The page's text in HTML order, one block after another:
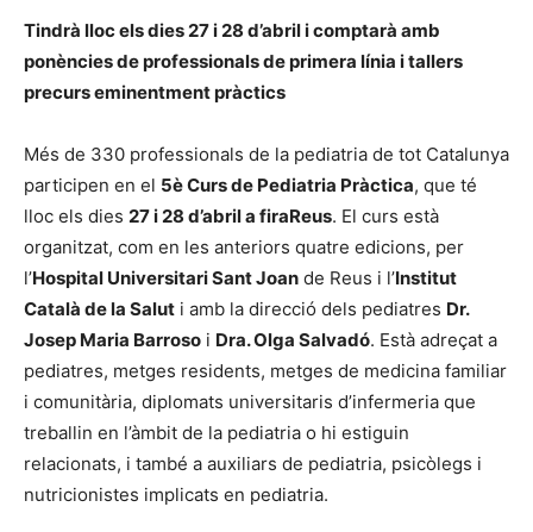
Tindrà lloc els dies 27 i 28 d’abril i comptarà amb
ponències de professionals de primera línia i tallers
precurs eminentment pràctics
Més de 330 professionals de la pediatria de tot Catalunya
participen en el 5è Curs de Pediatria Pràctica, que té
lloc els dies 27 i 28 d’abril a firaReus. El curs està
organitzat, com en les anteriors quatre edicions, per
l’Hospital Universitari Sant Joan de Reus i l’Institut
Català de la Salut i amb la direcció dels pediatres Dr.
Josep Maria Barroso i Dra. Olga Salvadó. Està adreçat a
pediatres, metges residents, metges de medicina familiar
i comunitària, diplomats universitaris d’infermeria que
treballin en l’àmbit de la pediatria o hi estiguin
relacionats, i també a auxiliars de pediatria, psicòlegs i
nutricionistes implicats en pediatria.